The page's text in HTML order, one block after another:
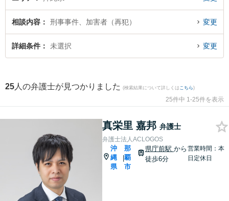
目されています。『沖縄県で土日や夜間に発生した再犯・前科ありのトラブル
を今すぐに弁護士に相談したい』『再犯・前科ありのトラブル解決の実績豊富
な近くの弁護士を検索したい』『初回相談無料で再犯・前科ありを法律相談で
相談内容 刑事事件、加害者（再犯） 変更
詳細条件 未選択 変更
25 人の弁護士が見つかりました (検索結果について詳しくは こちら)
25件中 1-25件を表示
真栄里 嘉邦 弁護士
弁護士法人ACLOGOS
沖
縄
県
|
那
覇
市
県庁前駅 から
徒歩6分
営業時間：本
日定休日